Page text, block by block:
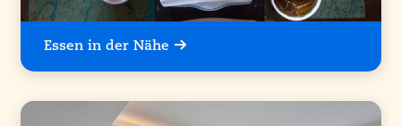
Essen in der Nähe